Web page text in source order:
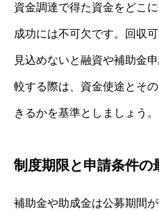
資金調達で得た資金をどこ
成功には不可欠です。回収
見込めないと融資や補助金
較する際は、資金使途とそ
きるかを基準としましょう。
制度期限と申請条件の
補助金や助成金は公募期間